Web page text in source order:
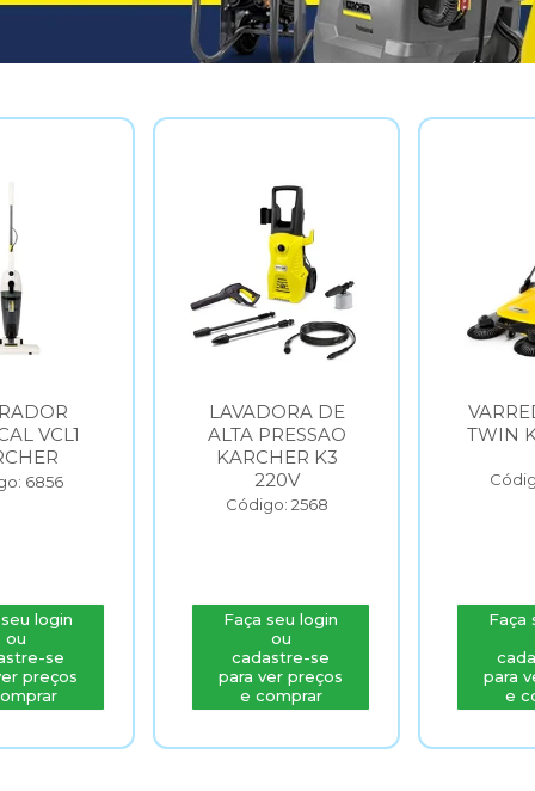
VCL1
6856
login
ou
se
preços
LAVADORA DE
ALTA PRESSAO
KARCHER K3
220V
Código: 2568
Faça seu login
ou
cadastre-se
para ver preços
e comprar
TWIN
Faça
para
e